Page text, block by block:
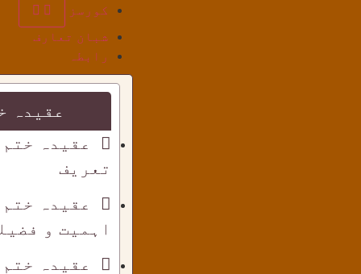
کورسز
شبان تعارف
رابطہ
عقیدہ
عقیدہ
تعریف
عقیدہ
اہمیت و
عقیدہ